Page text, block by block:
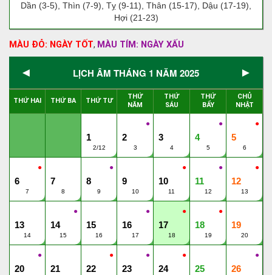
Dần (3-5), Thìn (7-9), Tỵ (9-11), Thân (15-17), Dậu (17-19),
Hợi (21-23)
MÀU ĐỎ: NGÀY TỐT, MÀU TÍM: NGÀY XẤU
◄ LỊCH ÂM THÁNG 1 NĂM 2025 ►
THỨ HAI THỨ BA THỨ TƯ
THỨ
NĂM
THỨ
SÁU
THỨ
BẨY
CHỦ
NHẬT
1
2/12
●
2
3
3
4
●
4
5
●
5
6
●
6
7
7
8
●
8
9
9
10
●
10
11
●
11
12
●
12
13
13
14
●
14
15
15
16
●
16
17
●
17
18
●
18
19
19
20
●
20 21
●
22
●
23
●
24 25
●
26